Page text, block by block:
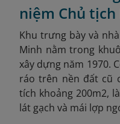
niệm Chủ
Khu trưng bày và
Minh nằm trong
xây dựng năm 1970.
ráo trên nền đất cũ
tích khoảng 200m2,
lát gạch và mái lợp